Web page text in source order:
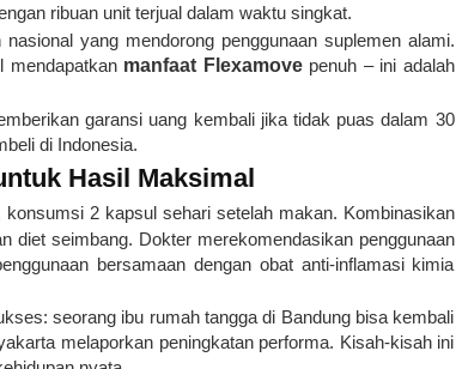
ribuan unit terjual dalam waktu singkat.
yang mendorong penggunaan suplemen alami.
mendapatkan manfaat Flexamovepenuh – ini adalah
garansi uang kembali jika tidak puas dalam 30
di Indonesia.
Hasil Maksimal
konsumsi 2 kapsul sehari setelah makan. Kombinasikan
diet seimbang. Dokter merekomendasikan penggunaan
bersamaan dengan obat anti-inflamasi kimia
seorang ibu rumah tangga di Bandung bisa kembali
melaporkan peningkatan performa. Kisah-kisah ini